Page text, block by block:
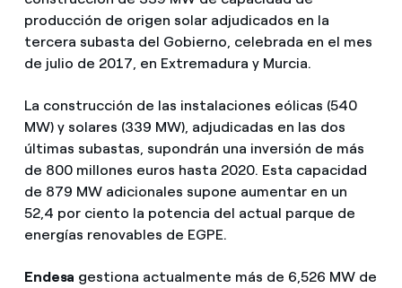
producción de origen solar adjudicados en la
tercera subasta del Gobierno, celebrada en el mes
de julio de 2017, en Extremadura y Murcia.
La construcción de las instalaciones eólicas (540
MW) y solares (339 MW), adjudicadas en las dos
últimas subastas, supondrán una inversión de más
de 800 millones euros hasta 2020. Esta capacidad
de 879 MW adicionales supone aumentar en un
52,4 por ciento la potencia del actual parque de
energías renovables de EGPE.
Endesa gestiona actualmente más de 6,526 MW de